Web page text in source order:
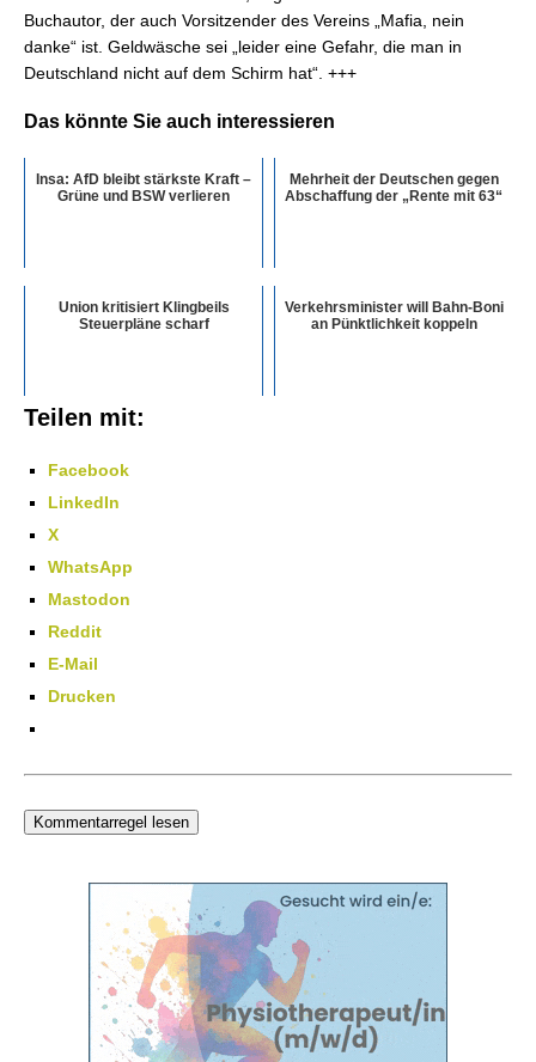
Buchautor, der auch Vorsitzender des Vereins „Mafia, nein
danke“ ist. Geldwäsche sei „leider eine Gefahr, die man in
Deutschland nicht auf dem Schirm hat“. +++
Das könnte Sie auch interessieren
Insa: AfD bleibt stärkste Kraft –
Grüne und BSW verlieren
Mehrheit der Deutschen gegen
Abschaffung der „Rente mit 63“
Union kritisiert Klingbeils
Steuerpläne scharf
Verkehrsminister will Bahn-Boni
an Pünktlichkeit koppeln
Teilen mit:
Facebook
LinkedIn
X
WhatsApp
Mastodon
Reddit
E-Mail
Drucken
Kommentarregel lesen